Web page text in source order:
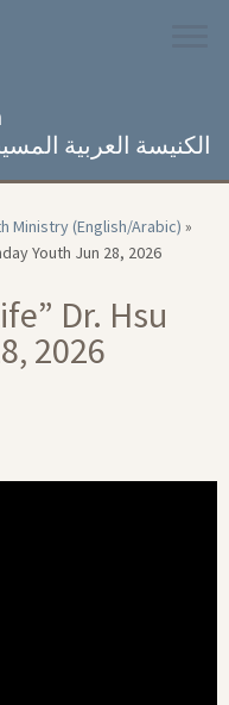
الكنيسة العربية
Ministry (English/Arabic) »
Youth Jun 28, 2026
Dr. Hsu
2026